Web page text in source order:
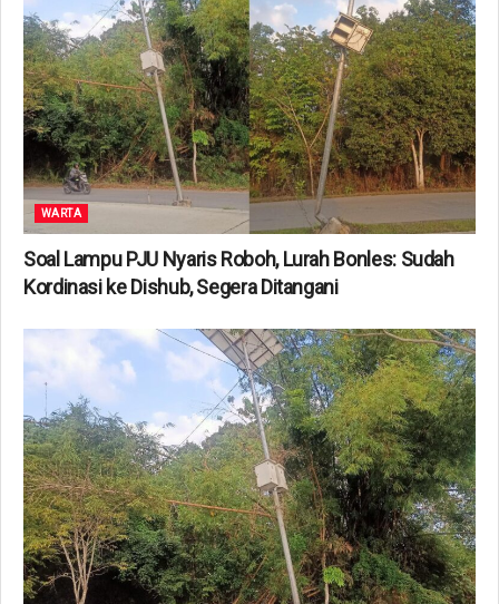
WARTA
Soal Lampu PJU Nyaris Roboh, Lurah Bonles: Sudah
Kordinasi ke Dishub, Segera Ditangani